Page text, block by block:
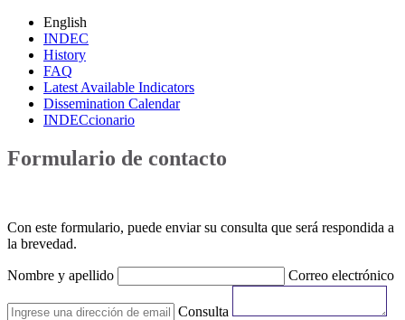
English
INDEC
History
FAQ
Latest Available Indicators
Dissemination Calendar
INDECcionario
Formulario de contacto
Con este formulario, puede enviar su consulta que será respondida a
la brevedad.
Nombre y apellido Correo electrónico
Consulta